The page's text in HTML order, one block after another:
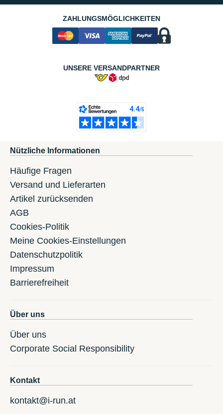
ZAHLUNGSMÖGLICHKEITEN
UNSERE VERSANDPARTNER
Nützliche Informationen
Häufige Fragen
Versand und Lieferarten
Artikel zurücksenden
AGB
Cookies-Politik
Meine Cookies-Einstellungen
Datenschutzpolitik
Impressum
Barrierefreiheit
Über uns
Über uns
Corporate Social Responsibility
Kontakt
kontakt@i-run.at